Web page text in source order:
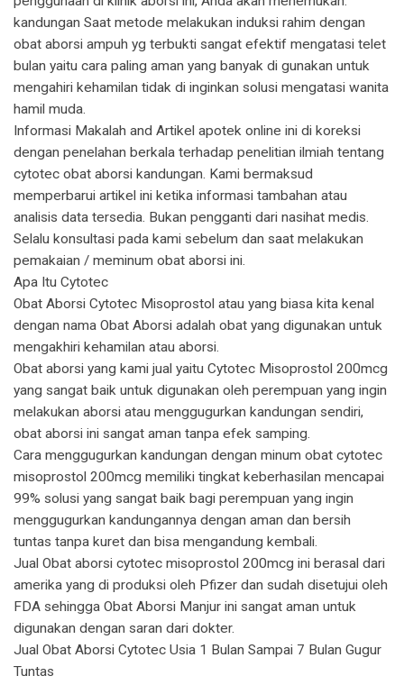
kandungan Saat metode melakukan induksi rahim dengan
obat aborsi ampuh yg terbukti sangat efektif mengatasi telet
bulan yaitu cara paling aman yang banyak di gunakan untuk
mengahiri kehamilan tidak di inginkan solusi mengatasi wanita
hamil muda.
Informasi Makalah and Artikel apotek online ini di koreksi
dengan penelahan berkala terhadap penelitian ilmiah tentang
cytotec obat aborsi kandungan. Kami bermaksud
memperbarui artikel ini ketika informasi tambahan atau
analisis data tersedia. Bukan pengganti dari nasihat medis.
Selalu konsultasi pada kami sebelum dan saat melakukan
pemakaian / meminum obat aborsi ini.
Apa Itu Cytotec
Obat Aborsi Cytotec Misoprostol atau yang biasa kita kenal
dengan nama Obat Aborsi adalah obat yang digunakan untuk
mengakhiri kehamilan atau aborsi.
Obat aborsi yang kami jual yaitu Cytotec Misoprostol 200mcg
yang sangat baik untuk digunakan oleh perempuan yang ingin
melakukan aborsi atau menggugurkan kandungan sendiri,
obat aborsi ini sangat aman tanpa efek samping.
Cara menggugurkan kandungan dengan minum obat cytotec
misoprostol 200mcg memiliki tingkat keberhasilan mencapai
99% solusi yang sangat baik bagi perempuan yang ingin
menggugurkan kandungannya dengan aman dan bersih
tuntas tanpa kuret dan bisa mengandung kembali.
Jual Obat aborsi cytotec misoprostol 200mcg ini berasal dari
amerika yang di produksi oleh Pfizer dan sudah disetujui oleh
FDA sehingga Obat Aborsi Manjur ini sangat aman untuk
digunakan dengan saran dari dokter.
Jual Obat Aborsi Cytotec Usia 1 Bulan Sampai 7 Bulan Gugur
Tuntas